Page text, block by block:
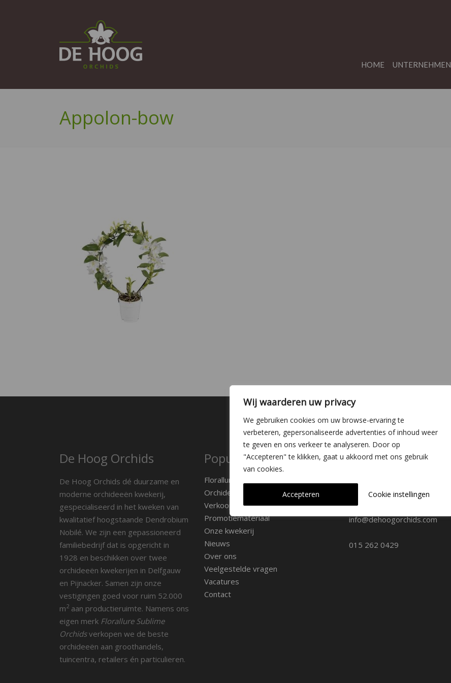
Wij waarderen uw privacy
We gebruiken cookies om uw browse-ervaring te
verbeteren, gepersonaliseerde advertenties of inhoud weer
te geven en ons verkeer te analyseren. Door op
"Accepteren" te klikken, gaat u akkoord met ons gebruik
van cookies.
Cookie instellingen
Accepteren
HOME UNTERNEHMEN
Appolon-bow
De Hoog Orchids
De Hoog Orchids dé duurzame en
moderne orchideeën kwekerij,
gespecialiseerd in het kweken van
kwalitatief hoogstaande Dendrobium
Nobilé. We zijn een gepassioneerd
familiebedrijf dat is opgericht in
1928 en beschikken over twee
orchideeën kwekerijen in Delfgauw
en Pijnacker. Samen zijn onze
vestigingen goed voor ruim 52.000
m2 aan productieruimte. Namens ons
eigen merk Florallure Sublime
Orchidsverkopen we de beste
orchideeën aan groothandels,
tuincentra, retailers én particulieren.
Populaire pagina's
Florallure
Orchidee soorten
Verkooppunten
Promotiemateriaal
Onze kwekerij
Nieuws
Over ons
Veelgestelde vragen
Vacatures
Contact
Kwekerij Delfgauw
Vrederustlaan 10
2645 AW Delfgauw
info@dehoogorchids.com
015 262 0429